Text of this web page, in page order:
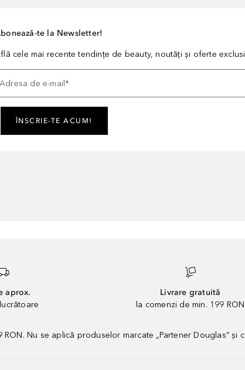
te la Newsletter!
cele mai recente tendințe de beauty, noutăți și oferte
Adresa de e-mail *
ÎNSCRIE-TE ACUM!
aprox.
Livrare gratuită
la comenzi de min. 199 RON
RON. Nu se aplică produselor marcate „Partener Douglas”